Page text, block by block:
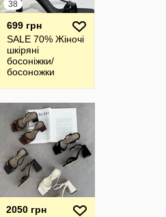
38
699 грн
SALE 70% Жіночі
шкіряні
босоніжки/
босоножки
2050 грн